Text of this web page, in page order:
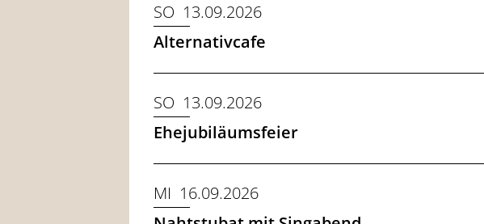
SO 13.09.2026
Alternativcafe
SO 13.09.2026
Ehejubiläumsfeier
MI 16.09.2026